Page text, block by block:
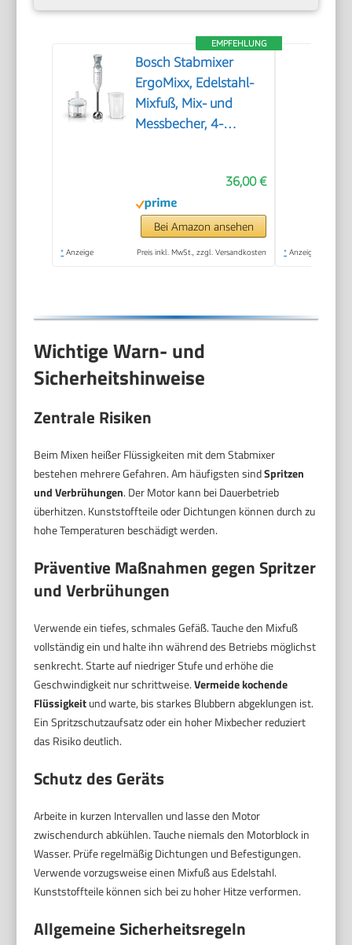
EMPFEHLUNG
Bosch Stabmixer
ErgoMixx, Edelstahl-
Mixfuß, Mix- und
Messbecher, 4-
Design, 12 Stufen plus
Turbo, 600 W,
weiß/grau,
36,00 €
Bei Amazon ansehen
* Anzeige Preis inkl. MwSt., zzgl. Versandkosten * Anzeige
Wichtige Warn- und
Sicherheitshinweise
Zentrale Risiken
Beim Mixen heißer Flüssigkeiten mit dem Stabmixer
bestehen mehrere Gefahren. Am häufigsten sindSpritzen
und Verbrühungen. Der Motor kann bei Dauerbetrieb
überhitzen. Kunststoffteile oder Dichtungen können durch zu
hohe Temperaturen beschädigt werden.
Präventive Maßnahmen gegen Spritzer
und Verbrühungen
Verwende ein tiefes, schmales Gefäß. Tauche den Mixfuß
vollständig ein und halte ihn während des Betriebs möglichst
senkrecht. Starte auf niedriger Stufe und erhöhe die
Geschwindigkeit nur schrittweise.Vermeide kochende
Flüssigkeitund warte, bis starkes Blubbern abgeklungen ist.
Ein Spritzschutzaufsatz oder ein hoher Mixbecher reduziert
das Risiko deutlich.
Schutz des Geräts
Arbeite in kurzen Intervallen und lasse den Motor
zwischendurch abkühlen. Tauche niemals den Motorblock in
Wasser. Prüfe regelmäßig Dichtungen und Befestigungen.
Verwende vorzugsweise einen Mixfuß aus Edelstahl.
Kunststoffteile können sich bei zu hoher Hitze verformen.
Allgemeine Sicherheitsregeln